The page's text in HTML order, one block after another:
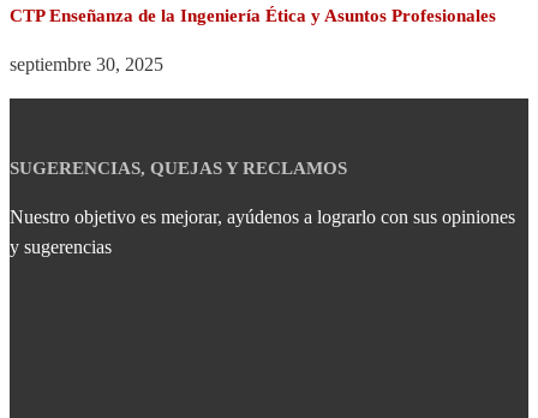
CTP Enseñanza de la Ingeniería Ética y Asuntos Profesionales
septiembre 30, 2025
SUGERENCIAS, QUEJAS Y RECLAMOS
Nuestro objetivo es mejorar, ayúdenos a lograrlo con sus opiniones
y sugerencias